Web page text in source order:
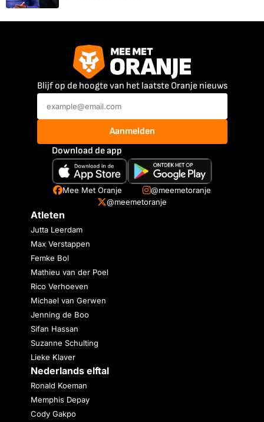
Blijf op de hoogte van het laatste Oranje nieuws
Aanmelden
Download de app
Mee Met Oranje
@meemetoranje
@meemetoranje
Atleten
Jutta Leerdam
Max Verstappen
Femke Bol
Mathieu van der Poel
Rico Verhoeven
Michael van Gerwen
Jenning de Boo
Sifan Hassan
Suzanne Schulting
Lieke Klaver
Nederlands elftal
Ronald Koeman
Memphis Depay
Cody Gakpo